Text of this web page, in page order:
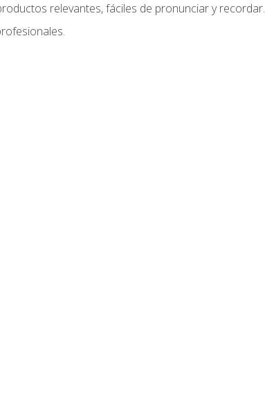
relevantes, fáciles de pronunciar y recordar.